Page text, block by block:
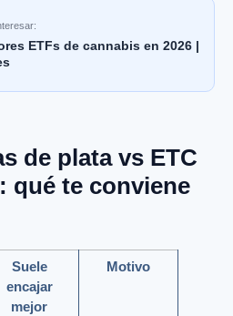
ETFs de cannabis en 2026 |
de plata vs ETC
qué te conviene
Suele
encajar
mejor
Motivo